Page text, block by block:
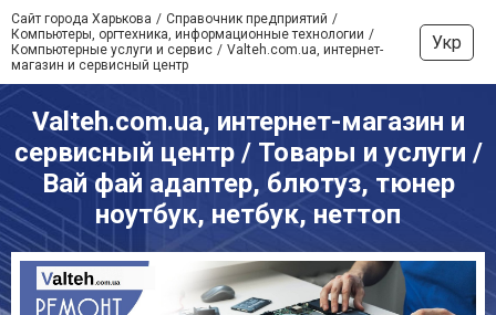
Сайт города Харькова
Справочник предприятий
Компьютеры, оргтехника, информационные технологии
Компьютерные услуги и сервис
Valteh.com.ua, интернет-
магазин и сервисный центр
Укр
Valteh.com.ua, интернет-магазин и
сервисный центр / Товары и услуги /
Вай фай адаптер, блютуз, тюнер
ноутбук, нетбук, неттоп